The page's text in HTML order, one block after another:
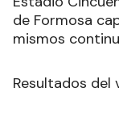
de Formosa
mismos
Resultados del